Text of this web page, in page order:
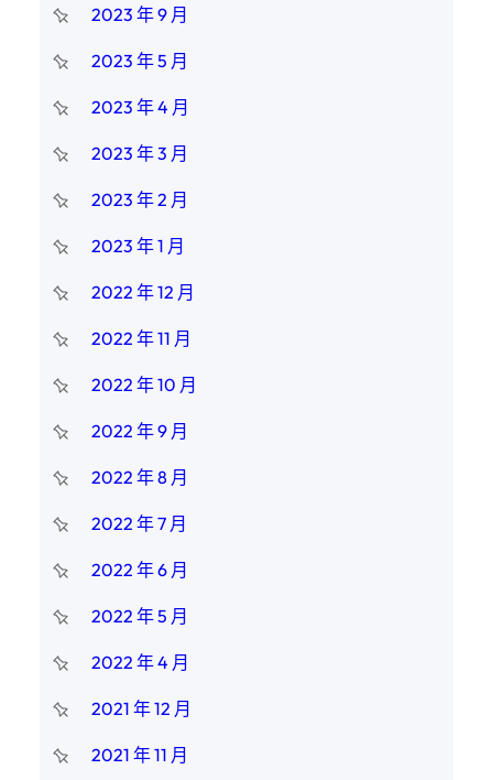
2023 年 9 月
2023 年 5 月
2023 年 4 月
2023 年 3 月
2023 年 2 月
2023 年 1 月
2022 年 12 月
2022 年 11 月
2022 年 10 月
2022 年 9 月
2022 年 8 月
2022 年 7 月
2022 年 6 月
2022 年 5 月
2022 年 4 月
2021 年 12 月
2021 年 11 月